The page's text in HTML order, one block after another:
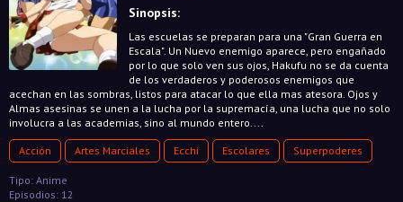
Sinopsis:
Las escuelas se preparan para una "Gran Guerra en
Escala". Un Nuevo enemigo aparece, pero engañado
por lo que solo ven sus ojos, Hakufu no se da cuenta
de los verdaderos y poderosos enemigos que
acechan en las sombras, listos para atacar lo que ella mas atesora. Ojos y
Almas asesinas se unen a la lucha por la supremacía, una lucha que no solo
involucra a las academias, sino al mundo entero....
Acción Artes Marciales Ecchi Escolares Superpoderes
Tipo: Anime
Episodios: 12